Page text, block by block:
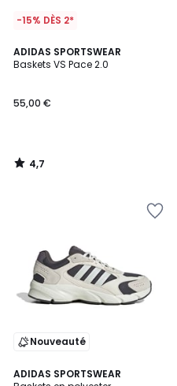
-15% DÈS 2*
ADIDAS SPORTSWEAR
Baskets VS Pace 2.0
55,00 €
4,7
/ 5
4,7
/
Nouveauté
ADIDAS SPORTSWEAR
5